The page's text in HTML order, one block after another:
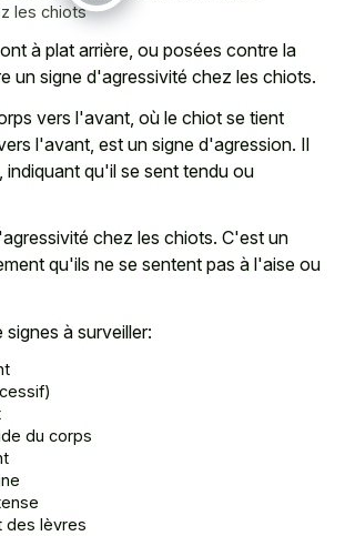
les chiots
à plat arrière, ou posées contre la
un signe d'agressivité chez les chiots.
vers l'avant, où le chiot se tient
l'avant, est un signe d'agression. Il
qu'il se sent tendu ou
chez les chiots. C'est un
qu'ils ne se sentent pas à l'aise ou
à surveiller:
du corps
des lèvres